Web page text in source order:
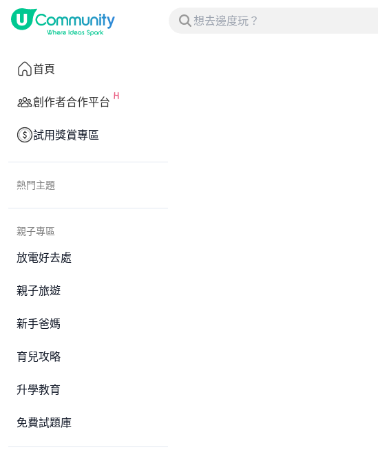
首頁
創作者合作平台
試用獎賞專區
熱門主題
親子專區
放電好去處
親子旅遊
新手爸媽
育兒攻略
升學教育
免費試題庫